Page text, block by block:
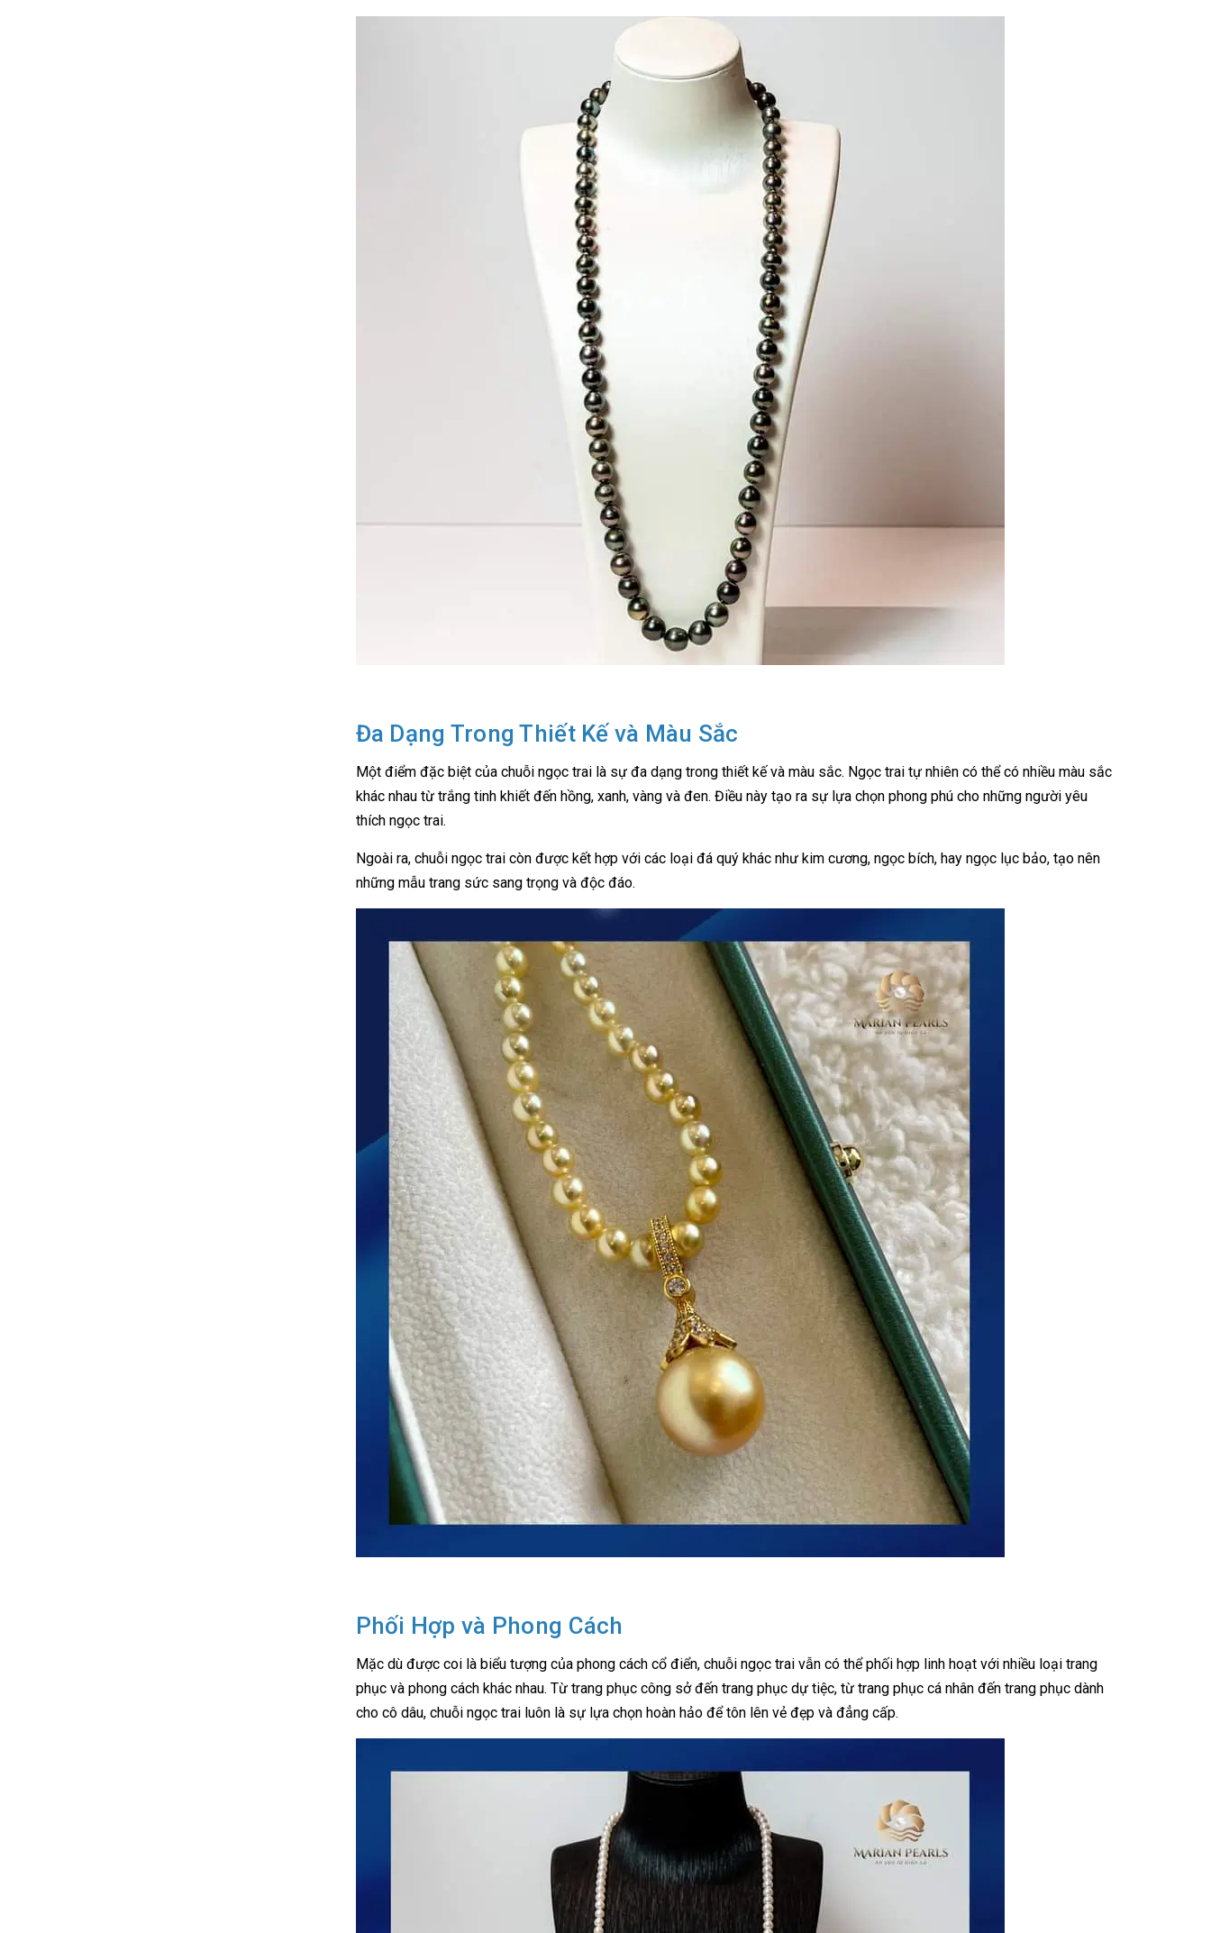
Đa Dạng Trong Thiết Kế và Màu Sắc
Một điểm đặc biệt của chuỗi ngọc trai là sự đa dạng trong thiết kế và màu sắc. Ngọc trai tự nhiên có thể có nhiều màu sắc
khác nhau từ trắng tinh khiết đến hồng, xanh, vàng và đen. Điều này tạo ra sự lựa chọn phong phú cho những người yêu
thích ngọc trai.
Ngoài ra, chuỗi ngọc trai còn được kết hợp với các loại đá quý khác như kim cương, ngọc bích, hay ngọc lục bảo, tạo nên
những mẫu trang sức sang trọng và độc đáo.
Phối Hợp và Phong Cách
Mặc dù được coi là biểu tượng của phong cách cổ điển, chuỗi ngọc trai vẫn có thể phối hợp linh hoạt với nhiều loại trang
phục và phong cách khác nhau. Từ trang phục công sở đến trang phục dự tiệc, từ trang phục cá nhân đến trang phục dành
cho cô dâu, chuỗi ngọc trai luôn là sự lựa chọn hoàn hảo để tôn lên vẻ đẹp và đẳng cấp.